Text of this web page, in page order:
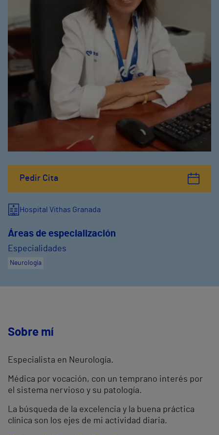
Pedir Cita
Hospital Vithas Granada
Áreas de especialización
Especialidades
Neurología
Sobre mí
Especialista en Neurología.
Médica por vocación, con un temprano interés por
el sistema nervioso y su patología.
La búsqueda de la excelencia y la buena práctica
clínica son los ejes de mi actividad diaria.